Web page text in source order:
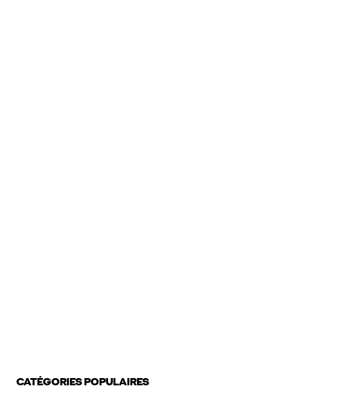
CATÉGORIES POPULAIRES